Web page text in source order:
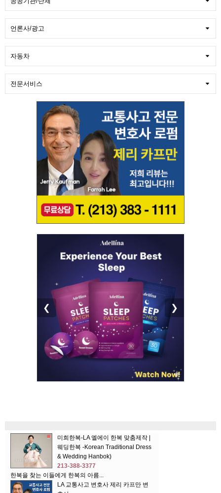
❮ ❯
미희한복-LA 엘에이 한복 맞춤제작 |
웨딩한복 -Korean Traditional Dress
& Wedding Hanbok)
213-388-3377
한복을 찾는 이들에게 한복의 아름...
LA 교통사고 변호사 제리 카프만 변